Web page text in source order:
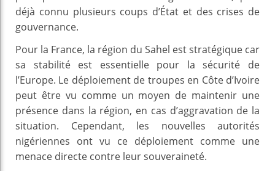
déjà connu plusieurs coups d’État et des crises de
gouvernance.
Pour la France, la région du Sahel est stratégique car
sa stabilité est essentielle pour la sécurité de
l’Europe. Le déploiement de troupes en Côte d’Ivoire
peut être vu comme un moyen de maintenir une
présence dans la région, en cas d’aggravation de la
situation. Cependant, les nouvelles autorités
nigériennes ont vu ce déploiement comme une
menace directe contre leur souveraineté.